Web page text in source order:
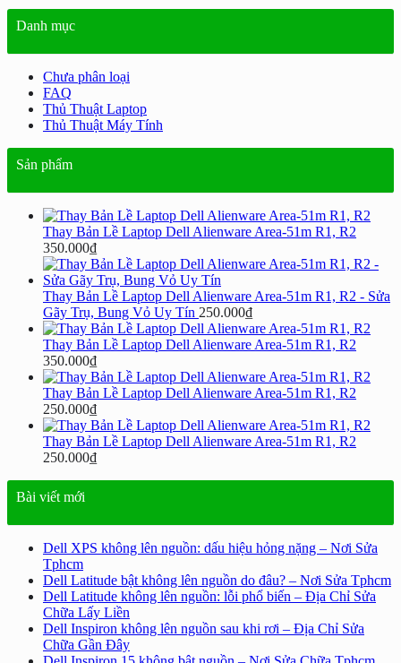
Danh mục
Chưa phân loại
FAQ
Thủ Thuật Laptop
Thủ Thuật Máy Tính
Sản phẩm
Thay Bản Lề Laptop Dell Alienware Area-51m R1, R2
350.000₫
Thay Bản Lề Laptop Dell Alienware Area-51m R1, R2 - Sửa
Gãy Trụ, Bung Vỏ Uy Tín 250.000₫
Thay Bản Lề Laptop Dell Alienware Area-51m R1, R2
350.000₫
Thay Bản Lề Laptop Dell Alienware Area-51m R1, R2
250.000₫
Thay Bản Lề Laptop Dell Alienware Area-51m R1, R2
250.000₫
Bài viết mới
Dell XPS không lên nguồn: dấu hiệu hỏng nặng – Nơi Sửa
Tphcm
Dell Latitude bật không lên nguồn do đâu? – Nơi Sửa Tphcm
Dell Latitude không lên nguồn: lỗi phổ biến – Địa Chỉ Sửa
Chữa Lấy Liền
Dell Inspiron không lên nguồn sau khi rơi – Địa Chỉ Sửa
Chữa Gần Đây